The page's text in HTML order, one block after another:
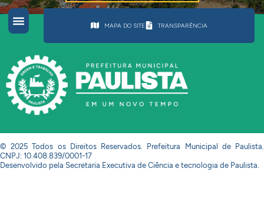
MAPA DO SITE TRANSPARÊNCIA
© 2025 Todos os Direitos Reservados. Prefeitura Municipal de Paulista.
CNPJ: 10.408.839/0001-17
Desenvolvido pela Secretaria Executiva de Ciência e tecnologia de Paulista.